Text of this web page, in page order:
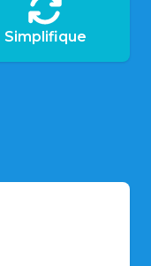
Simplifique